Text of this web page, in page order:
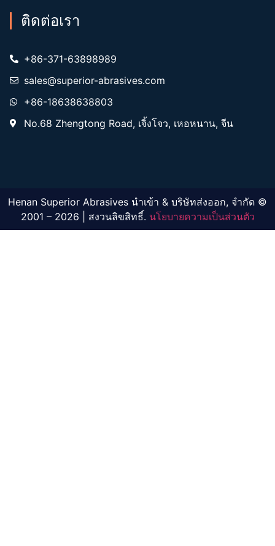
ติดต่อเรา
+86-371-63898989
sales@superior-abrasives.com
+86-18638638803
No.68 Zhengtong Road, เจิ้งโจว, เหอหนาน, จีน
Henan Superior Abrasives นำเข้า & บริษัทส่งออก, จำกัด ©
2001 – 2026 | สงวนลิขสิทธิ์. นโยบายความเป็นส่วนตัว